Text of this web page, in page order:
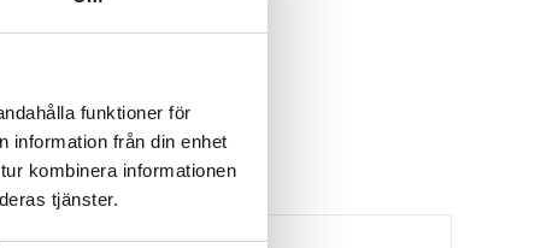
funktioner för
information från din enhet
kombinera informationen
tjänster.